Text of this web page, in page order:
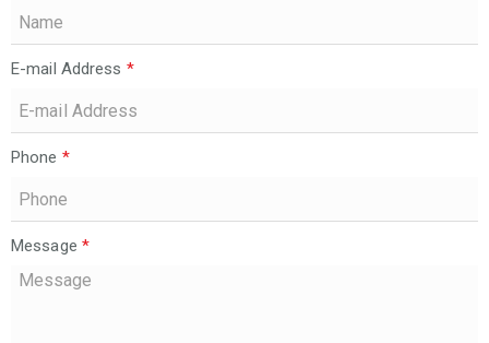
E-mail Address *
Phone *
Message *